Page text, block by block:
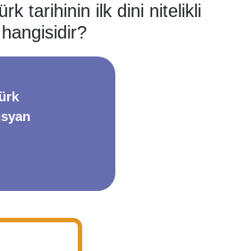
tarihinin ilk dini nitelikli